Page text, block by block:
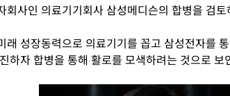
회사인 의료기기회사 삼성메디슨의 합병을 검
래 성장동력으로 의료기기를 꼽고 삼성전자를
하자 합병을 통해 활로를 모색하려는 것으로 보